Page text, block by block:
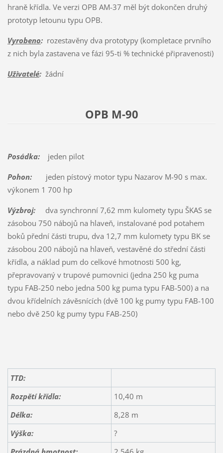
hraně křídla. Ve verzi OPB AM-37 měl být dokončen druhý
prototyp letounu typu OPB.
Vyrobeno:rozestavěny dva prototypy (kompletace prvního
z nich byla zastavena ve fázi 95-ti % technické připravenosti)
Uživatelé:žádní
OPB M-90
Posádka:jeden pilot
Pohon:jeden pístový motor typu Nazarov M-90 s max.
výkonem 1 700 hp
Výzbroj:dva synchronní 7,62 mm kulomety typu ŠKAS se
zásobou 750 nábojů na hlaveň, instalované pod potahem
boků přední části trupu, dva 12,7 mm kulomety typu BK se
zásobou 200 nábojů na hlaveň, vestavěné do střední části
křídla, a náklad pum do celkové hmotnosti 500 kg,
přepravovaný v trupové pumovnici (jedna 250 kg puma
typu FAB-250 nebo jedna 500 kg puma typu FAB-500) a na
dvou křídelních závěsnících (dvě 100 kg pumy typu FAB-100
nebo dvě 250 kg pumy typu FAB-250)
TTD:
Rozpětí křídla:
10,40 m
Délka:
8,28 m
Výška:
?